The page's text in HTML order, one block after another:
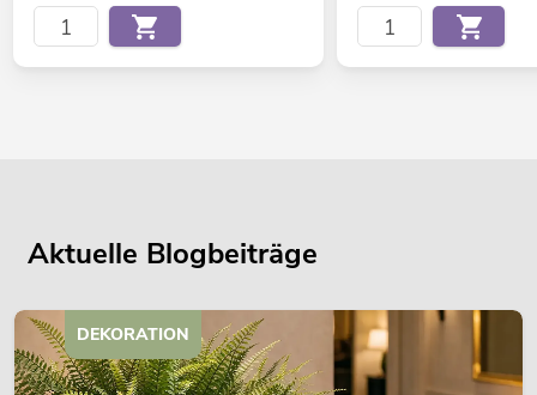
Aktuelle Blogbeiträge
DEKORATION